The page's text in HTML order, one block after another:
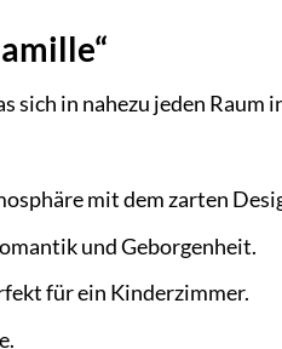
in nahezu jeden Raum
mit dem zarten
und Geborgenheit.
für ein Kinderzimmer.